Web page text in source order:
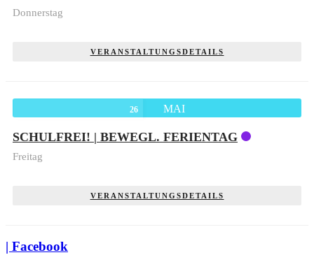
Donnerstag
VERANSTALTUNGSDETAILS
26 MAI
SCHULFREI! | BEWEGL. FERIENTAG
Freitag
VERANSTALTUNGSDETAILS
| Facebook